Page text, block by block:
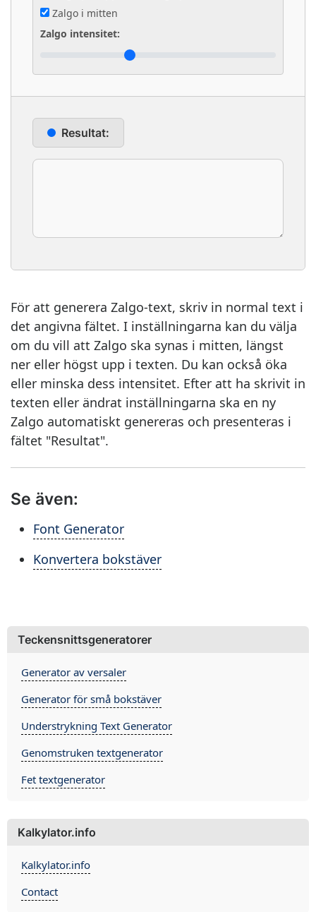
Zalgo i mitten
Zalgo intensitet:
Resultat:
För att generera Zalgo-text, skriv in normal text i
det angivna fältet. I inställningarna kan du välja
om du vill att Zalgo ska synas i mitten, längst
ner eller högst upp i texten. Du kan också öka
eller minska dess intensitet. Efter att ha skrivit in
texten eller ändrat inställningarna ska en ny
Zalgo automatiskt genereras och presenteras i
fältet "Resultat".
Se även:
Font Generator
Konvertera bokstäver
Teckensnittsgeneratorer
Generator av versaler
Generator för små bokstäver
Understrykning Text Generator
Genomstruken textgenerator
Fet textgenerator
Kalkylator.info
Kalkylator.info
Contact